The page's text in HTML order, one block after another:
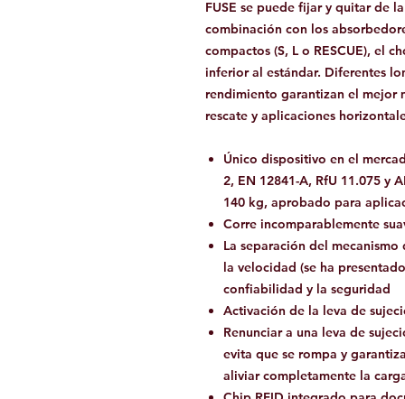
FUSE se puede fijar y quitar de
combinación con los
compactos (S, L o RESCUE), el
inferior al estándar. Diferentes
rendimiento garantizan el mejor
rescate y aplicaciones
Único dispositivo en el
2, EN 12841-A, RfU 11.075 y
140 kg, aprobado para
Corre incomparablemente
La separación del
la velocidad (se ha
confiabilidad y la seguridad
Activación de la leva de
Renunciar a una leva de
evita que se rompa y
aliviar completamente la